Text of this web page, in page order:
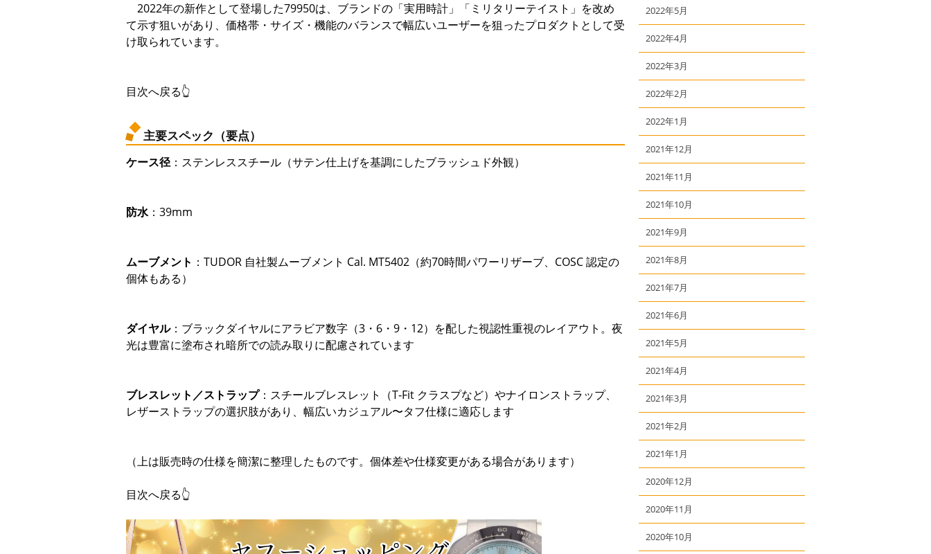
2022年の新作として登場した79950は、ブランドの「実用時計」「ミリタリーテイスト」を改め
て示す狙いがあり、価格帯・サイズ・機能のバランスで幅広いユーザーを狙ったプロダクトとして受
け取られています。
目次へ戻る👆
主要スペック（要点）
ケース径：ステンレススチール（サテン仕上げを基調にしたブラッシュド外観）
防水：39mm
ムーブメント ：TUDOR 自社製ムーブメント Cal. MT5402（約70時間パワーリザーブ、COSC 認定の
個体もある）
ダイヤル：ブラックダイヤルにアラビア数字（3・6・9・12）を配した視認性重視のレイアウト。夜
光は豊富に塗布され暗所での読み取りに配慮されています
ブレスレット／ストラップ：スチールブレスレット（T‑Fit クラスプなど）やナイロンストラップ、
レザーストラップの選択肢があり、幅広いカジュアル〜タフ仕様に適応します
（上は販売時の仕様を簡潔に整理したものです。個体差や仕様変更がある場合があります）
目次へ戻る👆
2022年5月
2022年4月
2022年3月
2022年2月
2022年1月
2021年12月
2021年11月
2021年10月
2021年9月
2021年8月
2021年7月
2021年6月
2021年5月
2021年4月
2021年3月
2021年2月
2021年1月
2020年12月
2020年11月
2020年10月